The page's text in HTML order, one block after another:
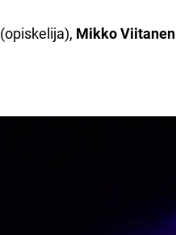
(opiskelija), Mikko Viitanen